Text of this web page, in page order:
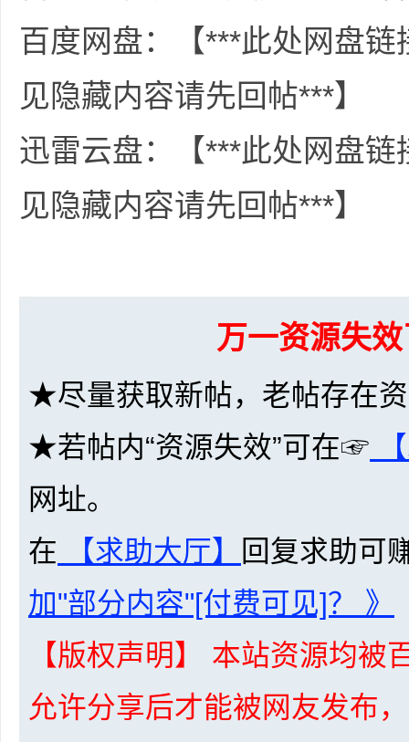
百度网盘：【***此处网盘
见隐藏内容请先回帖***】
迅雷云盘：【***此处网盘
见隐藏内容请先回帖***】
万一资源失
★尽量获取新帖，老帖存在
★若帖内“资源失效”可在☞
网址。
在 【求助大厅】
回复求助可
加"部分内容"[付费可见]？ 》
【版权声明】 本站资源均
允许分享后才能被网友发布